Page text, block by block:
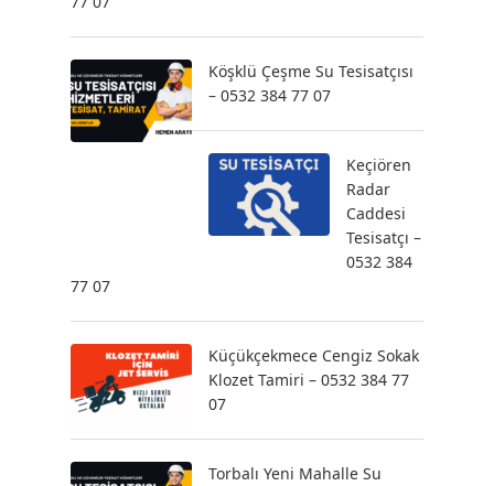
Köşklü Çeşme Su Tesisatçısı
– 0532 384 77 07
Keçiören
Radar
Caddesi
Tesisatçı –
0532 384
77 07
Küçükçekmece Cengiz Sokak
Klozet Tamiri – 0532 384 77
07
Torbalı Yeni Mahalle Su